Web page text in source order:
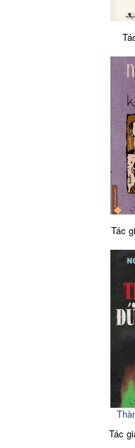
Tác
Tác